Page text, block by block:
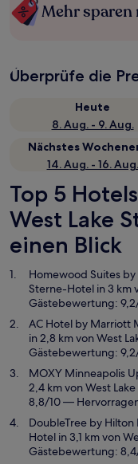
Mehr
Überprüfe die
Heute
8. Aug. - 9. Aug.
Nächstes
14. Aug. - 16. Aug.
Top 5
West Lake
einen Blick
Homewood Suites by
Sterne-Hotel in 3 km
Gästebewertung:
AC Hotel by Marriott
in 2,8 km von West
Gästebewertung:
MOXY Minneapolis
2,4 km von West
8,8/10 —
DoubleTree by Hilton
Hotel in 3,1 km von
Gästebewertung: